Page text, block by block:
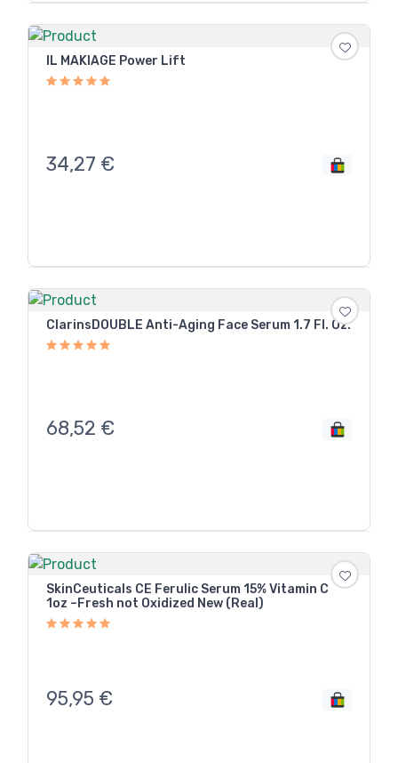
IL MAKIAGE Power Lift
34,27 €
ClarinsDOUBLE Anti-Aging Face Serum 1.7 Fl. Oz.
68,52 €
SkinCeuticals CE Ferulic Serum 15% Vitamin C
1oz –Fresh not Oxidized New (Real)
95,95 €